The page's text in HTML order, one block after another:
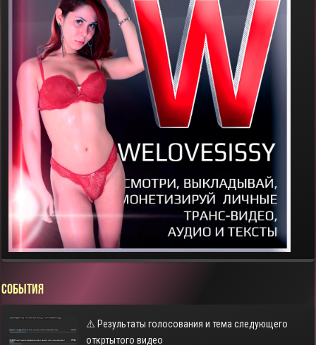
СОБЫТИЯ
⚠️ Результаты голосования и тема следующего
откртытого видео